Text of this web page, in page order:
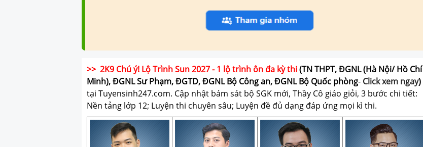
>> 2K9 Chú ý! Lộ Trình Sun 2027 - 1 lộ trình ôn đa kỳ thi(TN THPT, ĐGNL (Hà Nội/ Hồ Chí
Minh), ĐGNL Sư Phạm, ĐGTD, ĐGNL Bộ Công an, ĐGNL Bộ Quốc phòng- Click xem ngay)
tại Tuyensinh247.com. Cập nhật bám sát bộ SGK mới, Thầy Cô giáo giỏi, 3 bước chi tiết:
Nền tảng lớp 12; Luyện thi chuyên sâu; Luyện đề đủ dạng đáp ứng mọi kì thi.